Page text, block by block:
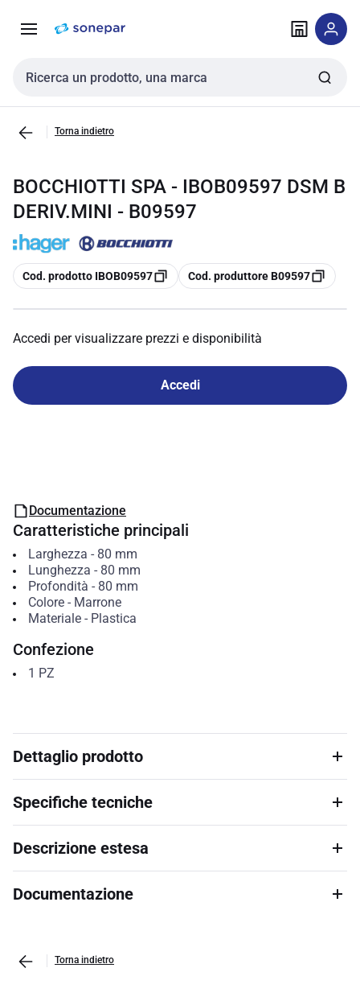
navigazione alla
Cerca input
Torna indietro
BOCCHIOTTI SPA - IBOB09597 DSM B
DERIV.MINI - B09597
copia
Cod. prodotto IBOB09597 copia
Cod. produttore B09597
Accedi per visualizzare prezzi e disponibilità
Accedi
Documentazione
Caratteristiche principali
Larghezza - 80 mm
Lunghezza - 80 mm
Profondità - 80 mm
Colore- Marrone
Materiale- Plastica
Confezione
1 PZ
Dettaglio prodotto
Specifiche tecniche
Descrizione estesa
Documentazione
Torna indietro